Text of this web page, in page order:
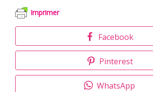
Imprimer
Facebook
Pinterest
WhatsApp